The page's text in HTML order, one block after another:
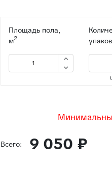
Площадь пола,
м2
Всего: 9 050 ₽